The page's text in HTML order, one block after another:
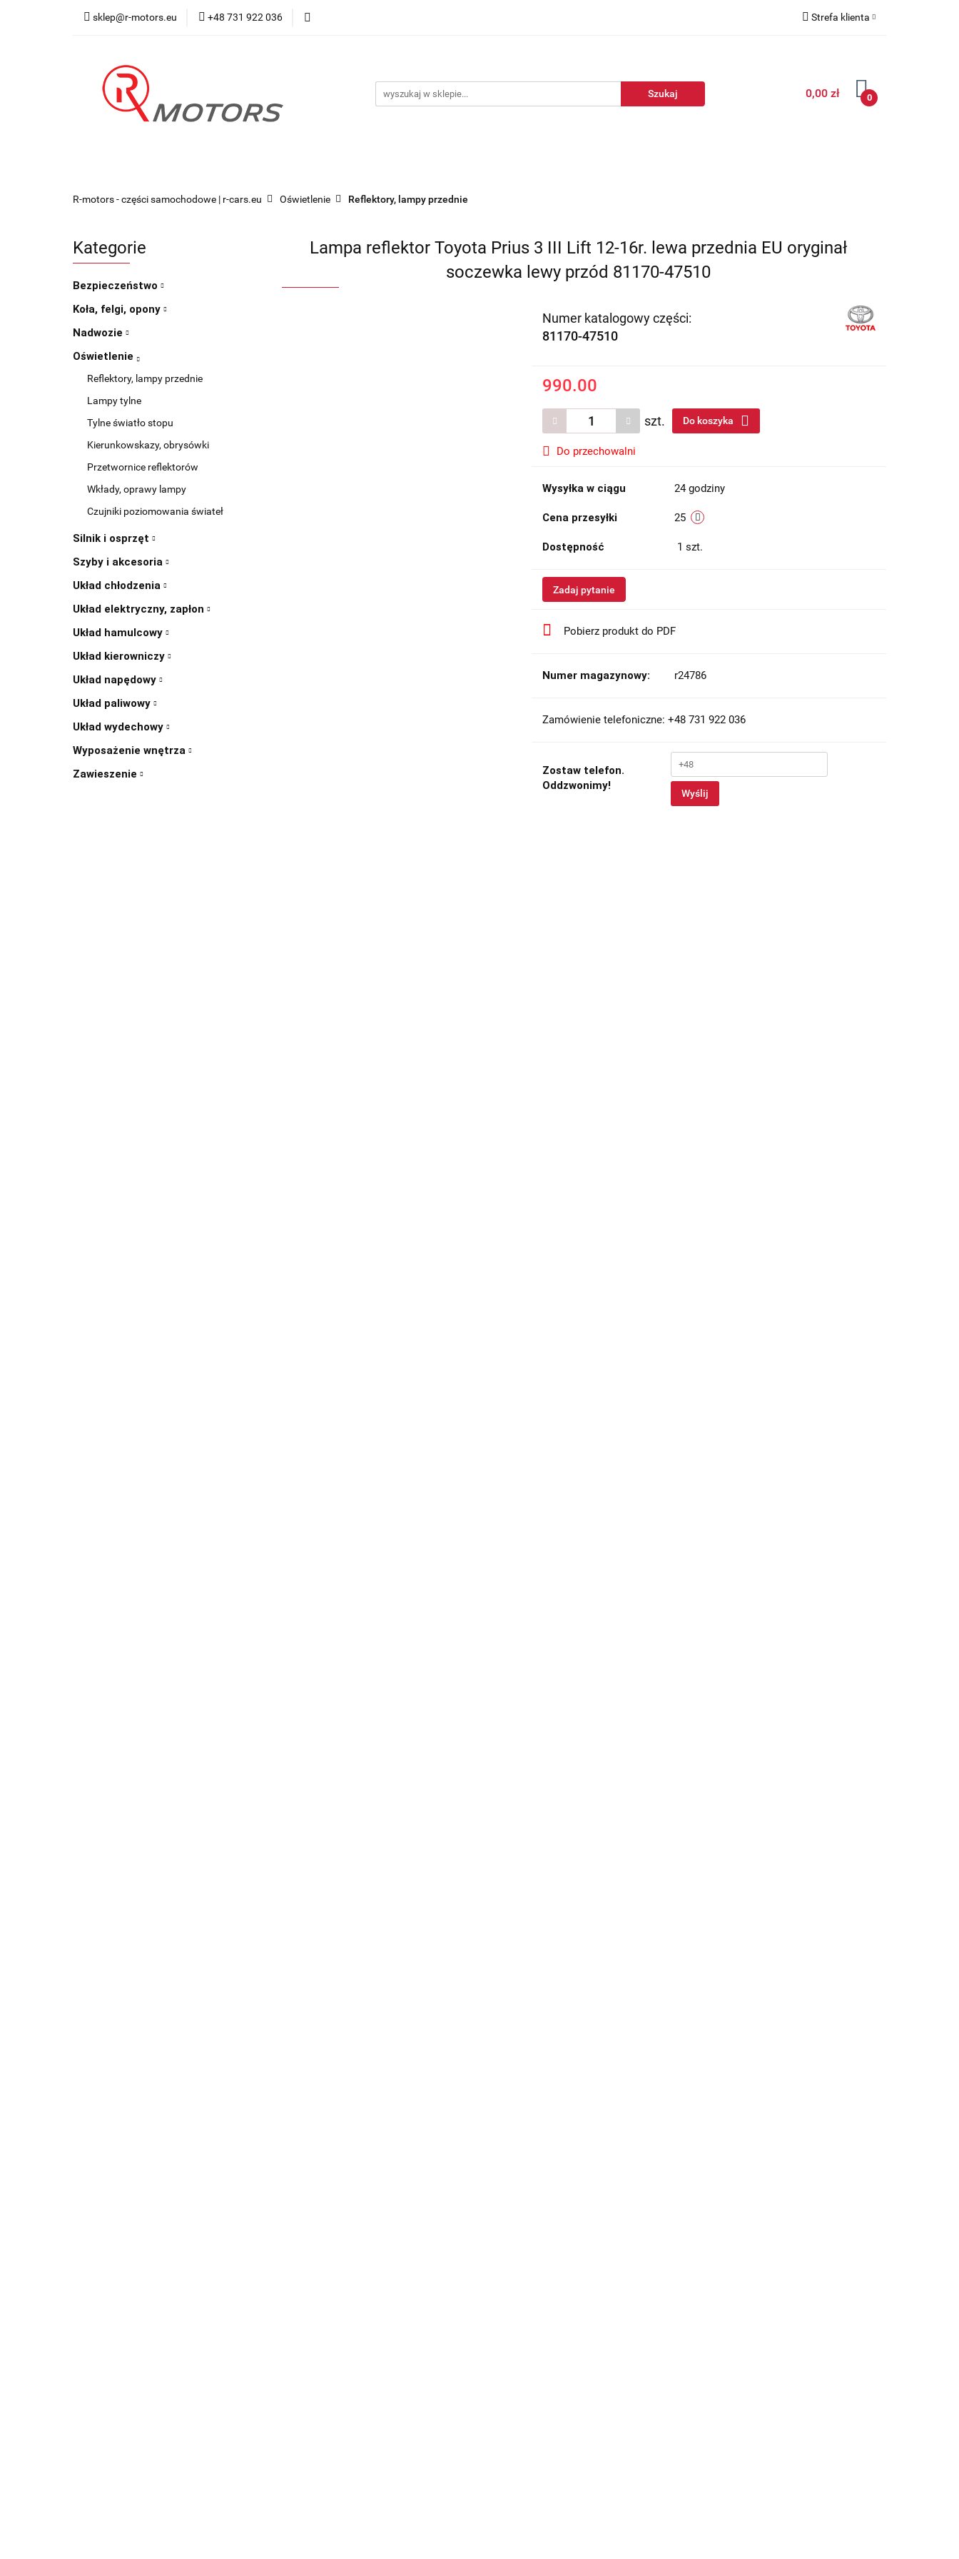
sklep@r-motors.eu +48 731 922 036 Strefa klienta
Dodaj zgłoszenie
0,00 zł 0
R-motors - części samochodowe | r-cars.eu Oświetlenie Reflektory, lampy przednie
Kategorie
Bezpieczeństwo
Koła, felgi, opony
Nadwozie
Oświetlenie
Reflektory, lampy przednie
Lampy tylne
Tylne światło stopu
Kierunkowskazy, obrysówki
Przetwornice reflektorów
Wkłady, oprawy lampy
Czujniki poziomowania świateł
Silnik i osprzęt
Szyby i akcesoria
Układ chłodzenia
Układ elektryczny, zapłon
Układ hamulcowy
Układ kierowniczy
Układ napędowy
Układ paliwowy
Układ wydechowy
Wyposażenie wnętrza
Zawieszenie
Lampa reflektor Toyota Prius 3 III Lift 12-16r. lewa przednia EU oryginał
soczewka lewy przód 81170-47510
Numer katalogowy części:
81170-47510
990.00
szt. Do koszyka
Do przechowalni
Wysyłka w ciągu 24 godziny
Cena przesyłki 25
Dostępność 1 szt.
Zadaj pytanie
Pobierz produkt do PDF
Numer magazynowy: r24786
Zamówienie telefoniczne: +48 731 922 036
Zostaw telefon.
Oddzwonimy!
Wyślij